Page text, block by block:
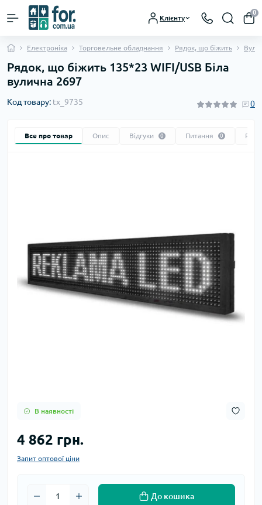
Клієнту
0
Електроніка Торговельне обладнання Рядок, що біжить
Рядок, що біжить 135*23 WIFI/USB Біла
вулична 2697
Код товару: tx_9735 0
Все про товар Опис Відгуки 0 Питання 0
В наявності
4 862 грн.
Запит оптової ціни
До кошика